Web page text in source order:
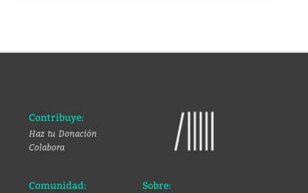
Contribuye:
Haz tu Donación
Colabora
Comunidad: Sobre: